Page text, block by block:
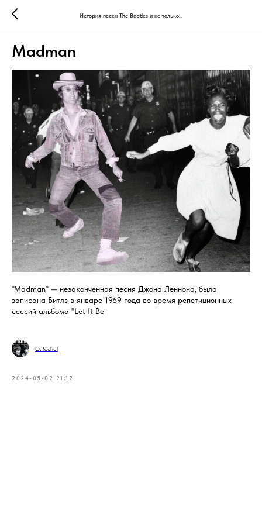
История песен The Beatles и не только...
Madman
"Madman" — незаконченная песня Джона Леннона, была
записана Битлз в январе 1969 года во время репетиционных
сессий альбома "Let It Be
G.Rochal
2024-05-02 21:12